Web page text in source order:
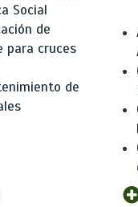
Social
de
para cruces
de